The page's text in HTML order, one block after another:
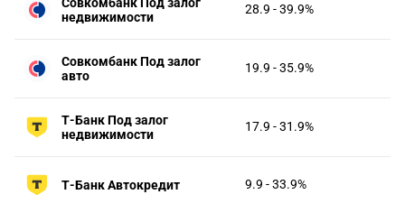
недвижимости
28.9 - 39.9%
Совкомбанк Под залог
авто
19.9 - 35.9%
Т-Банк Под залог
недвижимости
17.9 - 31.9%
Т-Банк Автокредит 9.9 - 33.9%